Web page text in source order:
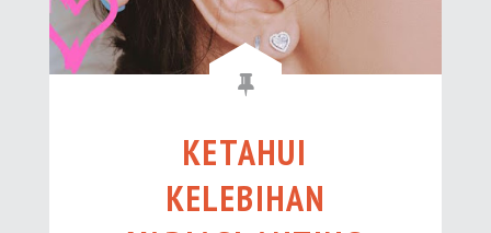
KETAHUI
KELEBIHAN